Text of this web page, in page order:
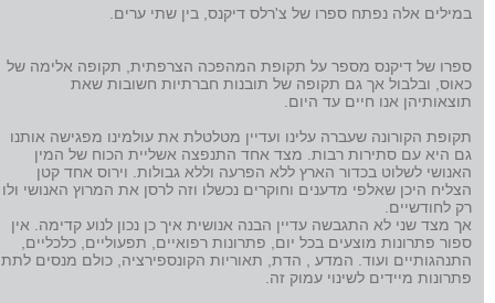
במילים אלה נפתח ספרו של צ'רלס דיקנס, בין שתי ערים.
ספרו של דיקנס מספר על תקופת המהפכה הצרפתית, תקופה אלימה של
כאוס, ובלבול אך גם תקופה של תובנות חברתיות חשובות שאת
תוצאותיהן אנו חיים עד היום.
תקופת הקורונה שעברה עלינו ועדיין מטלטלת את עולמינו מפגישה אותנו
גם היא עם סתירות רבות. מצד אחד התנפצה אשליית הכוח של המין
האנושי לשלוט בכדור הארץ ללא הפרעה וללא גבולות. וירוס אחד קטן
הצליח היכן שאלפי מדענים וחוקרים נכשלו וזה לרסן את המרוץ האנושי ולו
רק לחודשיים.
אך מצד שני לא התגבשה עדיין הבנה אנושית איך כן נכון לנוע קדימה. אין
ספור פתרונות מוצעים בכל יום, פתרונות רפואיים, תפעוליים, כלכליים,
התנהגותיים ועוד. המדע , הדת, תאוריות הקונספירציה, כולם מנסים לתת
פתרונות מיידים לשינוי עמוק זה.